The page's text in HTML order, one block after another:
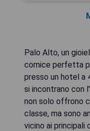
Palo Alto, un
cornice perfetta
presso un hotel a
si incontrano con
non solo offrono
classe, ma sono
vicino ai principali